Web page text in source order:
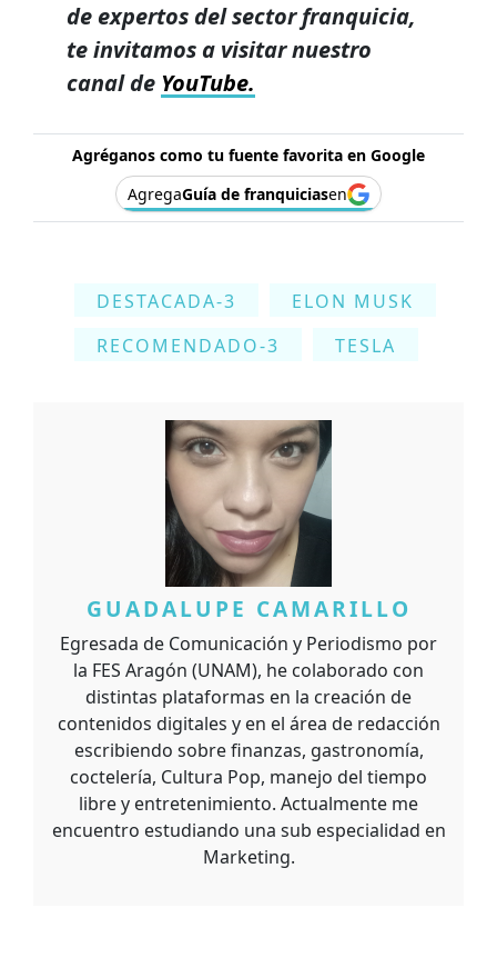
de expertos del sector franquicia,
te invitamos a visitar nuestro
canal de YouTube.
Agréganos como tu fuente favorita en Google
AgregaGuía de franquiciasen
DESTACADA-3
ELON MUSK
RECOMENDADO-3
TESLA
GUADALUPE CAMARILLO
Egresada de Comunicación y Periodismo por
la FES Aragón (UNAM), he colaborado con
distintas plataformas en la creación de
contenidos digitales y en el área de redacción
escribiendo sobre finanzas, gastronomía,
coctelería, Cultura Pop, manejo del tiempo
libre y entretenimiento. Actualmente me
encuentro estudiando una sub especialidad en
Marketing.